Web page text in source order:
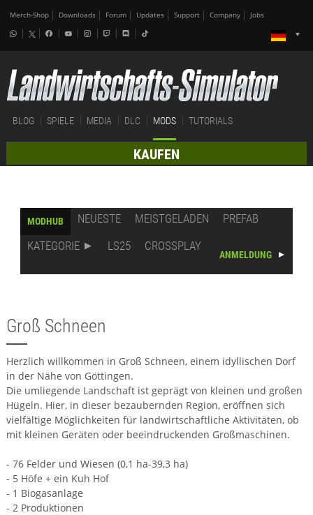
Merch-Shop Downloads Forum Updates Support Company Jobs
BLOG SPIELE MEDIA DLC MODS TUTORIALS
KAUFEN
MODHUB NEUESTE MEISTGELADEN
PREFAB
KATEGORIE
LS25 CROSSPLAY
ANMELDUNG
Groß Schneen
Herzlich willkommen in Groß Schneen, einem idyllischen Dorf
in der Nähe von Göttingen.
Die umliegende Landschaft ist geprägt von kleinen und großen
Hügeln. Hier, in dieser bezaubernden Region, eröffnen sich
vielfältige Möglichkeiten für landwirtschaftliche Aktivitäten, ob
mit kleinen Geräten oder beeindruckenden Großmaschinen.
- 76 Felder und Wiesen (0,1 ha-39,3 ha)
- 5 Höfe + ein Kuh Hof
- 1 Biogasanlage
- 2 Produktionen